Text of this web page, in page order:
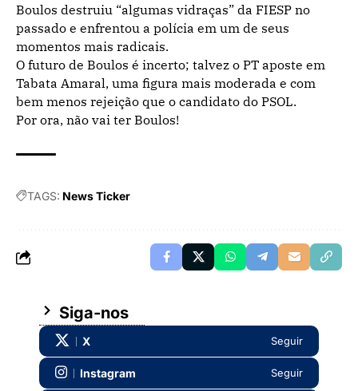
Boulos destruiu “algumas vidraças” da FIESP no
passado e enfrentou a polícia em um de seus
momentos mais radicais.
O futuro de Boulos é incerto; talvez o PT aposte em
Tabata Amaral, uma figura mais moderada e com
bem menos rejeição que o candidato do PSOL.
Por ora, não vai ter Boulos!
TAGS: News Ticker
Siga-nos
X Seguir
Instagram Seguir